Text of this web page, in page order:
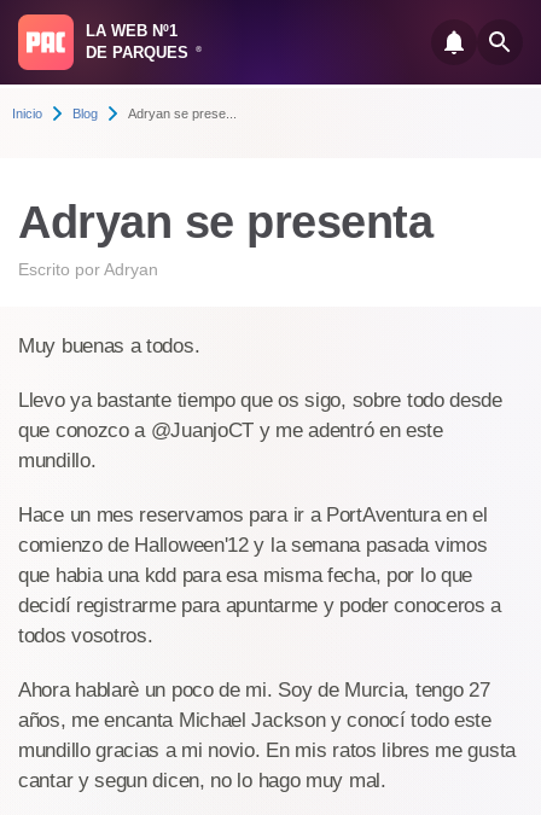
LA WEB Nº1
DE PARQUES
®
Inicio Blog Adryan se prese...
Adryan se presenta
Escrito porAdryan
Muy buenas a todos.
Llevo ya bastante tiempo que os sigo, sobre todo desde
que conozco a @JuanjoCT y me adentró en este
mundillo.
Hace un mes reservamos para ir a PortAventura en el
comienzo de Halloween'12 y la semana pasada vimos
que habia una kdd para esa misma fecha, por lo que
decidí registrarme para apuntarme y poder conoceros a
todos vosotros.
Ahora hablarè un poco de mi. Soy de Murcia, tengo 27
años, me encanta Michael Jackson y conocí todo este
mundillo gracias a mi novio. En mis ratos libres me gusta
cantar y segun dicen, no lo hago muy mal.